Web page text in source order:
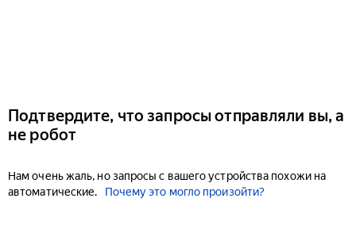
Подтвердите, что запросы отправляли вы, а
не робот
Нам очень жаль, но запросы с вашего устройства похожи на
автоматические.
Почему это могло произойти?